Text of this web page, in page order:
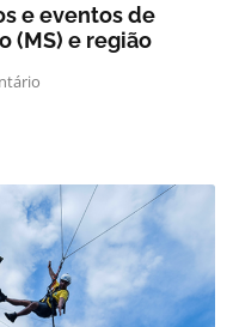
e eventos de
(MS) e região